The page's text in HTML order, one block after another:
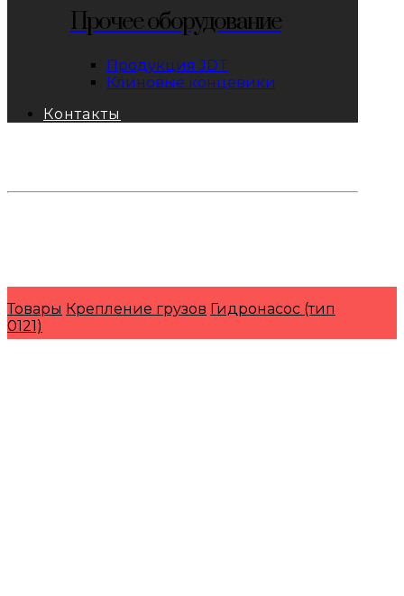
Прочее оборудование
Продукция JDT
Клиновые концевики
Контакты
Товары Крепление грузов Гидронасос (тип
0121)